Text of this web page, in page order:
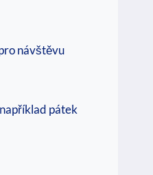
návštěvu
pátek